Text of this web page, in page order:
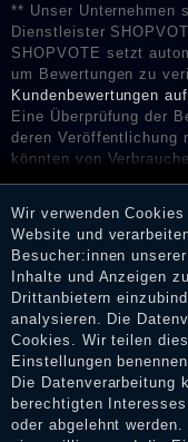
** Unser Unternehmen
Dienstleister
SHOPVOTE setzt
um Bewertungen zu
Kundenbewertungen
Eine Überprüfung der
deren Veröffentlichung
könnten von
Bewertungen
Shop informieren.
Impressum
Wir verwenden
Website und
Besucher:innen
Inhalte und Anzeigen
Drittanbietern
analysieren. Die
Cookies. Wir teilen
Einstellungen
Die Datenverarbeitung
berechtigten
oder abgelehnt